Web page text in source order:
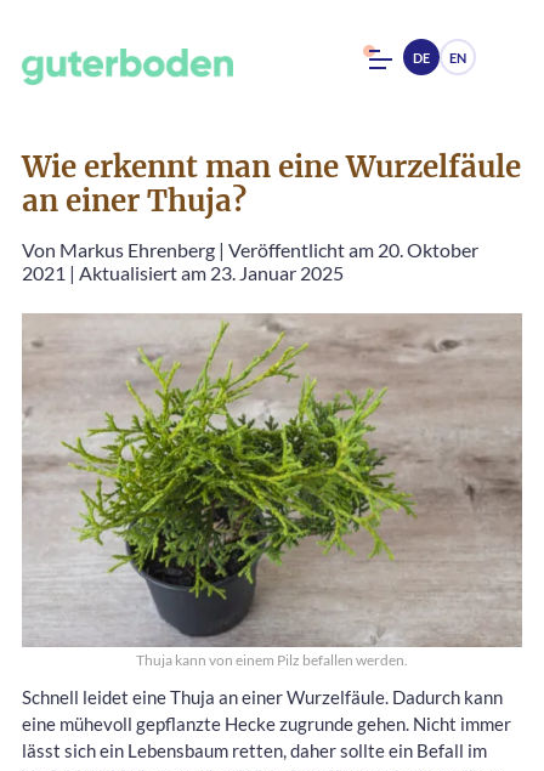
DE EN
Wie erkennt man eine Wurzelfäule
an einer Thuja?
Von Markus Ehrenberg | Veröffentlicht am 20. Oktober
2021 | Aktualisiert am 23. Januar 2025
Thuja kann von einem Pilz befallen werden.
Schnell leidet eine Thuja an einer Wurzelfäule. Dadurch kann
eine mühevoll gepflanzte Hecke zugrunde gehen. Nicht immer
lässt sich ein Lebensbaum retten, daher sollte ein Befall im